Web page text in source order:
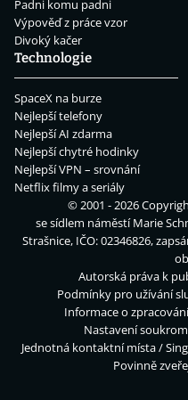
Padni komu padni
Výpověď z práce vzor
Divoký kačer
Technologie
SpaceX na burze
Nejlepší telefony
Nejlepší AI zdarma
Nejlepší chytré hodinky
Nejlepší VPN – srovnání
Netflix filmy a seriály
© 2001 - 2026
se sídlem náměstí Marie
Strašnice, IČO: 02346826,
Autorská práva k
Podmínky pro užívání
Informace o
Nastavení
Jednotná kontaktní místa /
Povinně